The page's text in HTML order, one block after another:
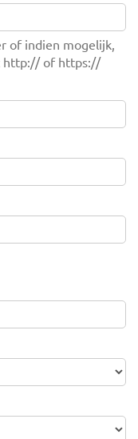
of indien mogelijk,
http:// of https://